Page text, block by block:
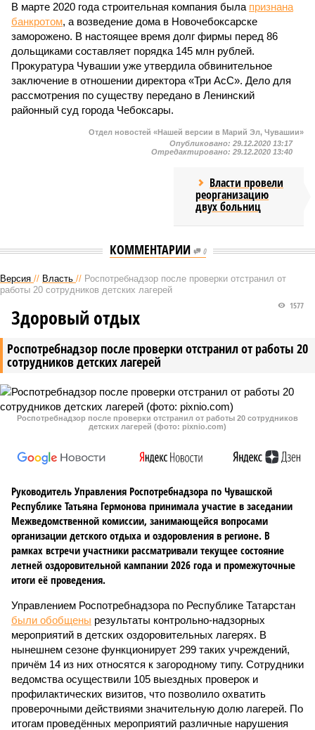
В марте 2020 года строительная компания была признана
банкротом, а возведение дома в Новочебоксарске
заморожено. В настоящее время долг фирмы перед 86
дольщиками составляет порядка 145 млн рублей.
Прокуратура Чувашии уже утвердила обвинительное
заключение в отношении директора «Три АсС». Дело для
рассмотрения по существу передано в Ленинский
районный суд города Чебоксары.
Отдел новостей «Нашей версии в Марий Эл, Чувашии»
Опубликовано: 29.12.2020 13:17
Отредактировано: 29.12.2020 13:40
Власти провели
реорганизацию
двух больниц
КОММЕНТАРИИ 0
Версия // Власть // Роспотребнадзор после проверки отстранил от
работы 20 сотрудников детских лагерей
Роспотребнадзор после проверки отстранил от работы 20
сотрудников детских лагерей
1577
Здоровый отдых
Роспотребнадзор после проверки отстранил от работы 20 сотрудников
детских лагерей (фото: pixnio.com)
Руководитель Управления Роспотребнадзора по Чувашской
Республике Татьяна Гермонова принимала участие в заседании
Межведомственной комиссии, занимающейся вопросами
организации детского отдыха и оздоровления в регионе. В
рамках встречи участники рассматривали текущее состояние
летней оздоровительной кампании 2026 года и промежуточные
итоги её проведения.
Управлением Роспотребнадзора по Республике Татарстан
были обобщены результаты контрольно-надзорных
мероприятий в детских оздоровительных лагерях. В
нынешнем сезоне функционирует 299 таких учреждений,
причём 14 из них относятся к загородному типу. Сотрудники
ведомства осуществили 105 выездных проверок и
профилактических визитов, что позволило охватить
проверочными действиями значительную долю лагерей. По
итогам проведённых мероприятий различные нарушения